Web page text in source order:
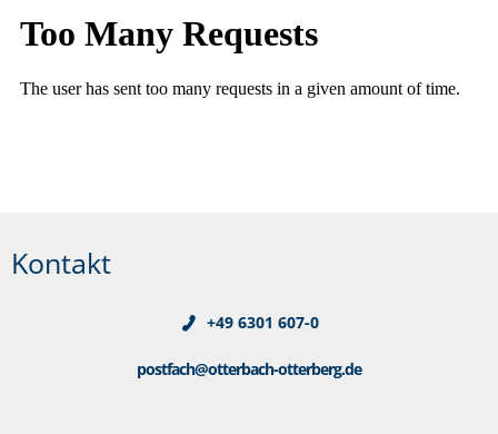
Kontakt
+49 6301 607-0
postfach@otterbach-otterberg.de